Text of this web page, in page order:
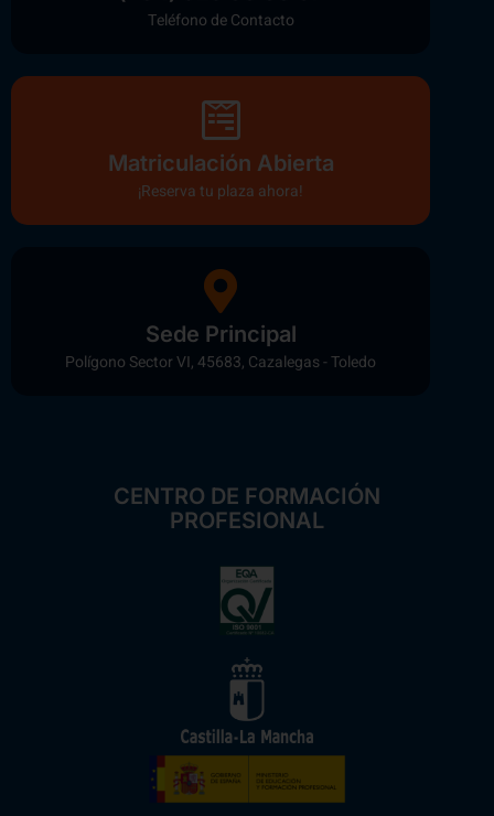
Teléfono de Contacto
Matriculación Abierta
¡Reserva tu plaza ahora!
Sede Principal
Polígono Sector VI, 45683, Cazalegas - Toledo
CENTRO DE FORMACIÓN
PROFESIONAL